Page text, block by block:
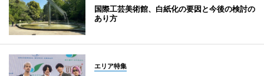
国際工芸美術館、白紙化の要因と今後の検討の
あり方
エリア特集